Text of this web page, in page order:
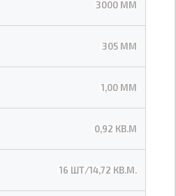
3000 ММ
305 ММ
1,00 ММ
0,92 КВ.М
16 ШТ/14,72 КВ.М.